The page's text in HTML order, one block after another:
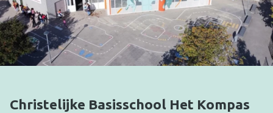
Christelijke Basisschool Het Kompas